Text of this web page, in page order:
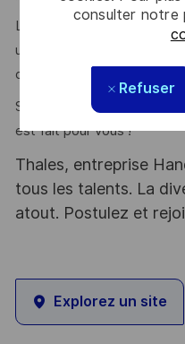
consulter notre
Refuser
Leadership, pédagogie,
une gouvernance et à
d’atouts que l’on vous
Si la réponse à toutes ces
est fait pour vous !
Thales, entreprise
tous les talents. La
atout. Postulez et
Explorez un site